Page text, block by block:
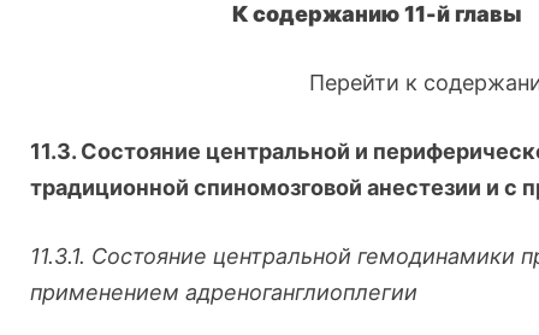
К содержанию 11-й главы
Перейти к
11.3. Состояние центральной и
традиционной спиномозговой анестезии и с
11.3.1. Состояние центральной гемодинамики
применением адреноганглиоплегии